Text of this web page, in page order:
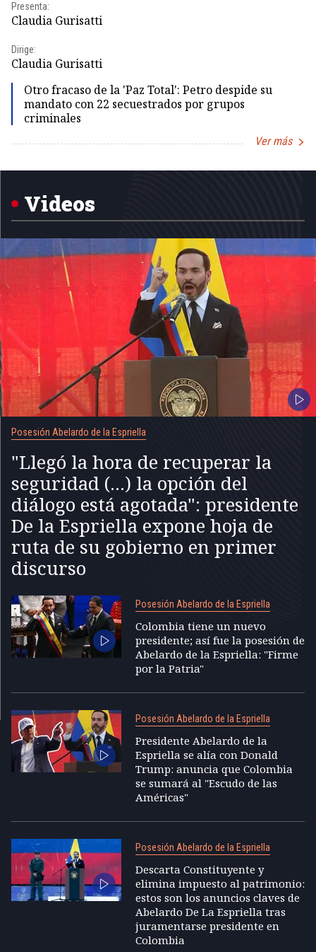
Presenta:
Claudia Gurisatti
Dirige:
Claudia Gurisatti
Otro fracaso de la 'Paz Total': Petro despide su
mandato con 22 secuestrados por grupos
criminales
Ver más
Videos
Posesión Abelardo de la Espriella
"Llegó la hora de recuperar la
seguridad (...) la opción del
diálogo está agotada": presidente
De la Espriella expone hoja de
ruta de su gobierno en primer
discurso
Posesión Abelardo de la Espriella
Colombia tiene un nuevo
presidente; así fue la posesión de
Abelardo de la Espriella: "Firme
por la Patria"
Posesión Abelardo de la Espriella
Presidente Abelardo de la
Espriella se alía con Donald
Trump: anuncia que Colombia
se sumará al "Escudo de las
Américas"
Posesión Abelardo de la Espriella
Descarta Constituyente y
elimina impuesto al patrimonio:
estos son los anuncios claves de
Abelardo De La Espriella tras
juramentarse presidente en
Colombia